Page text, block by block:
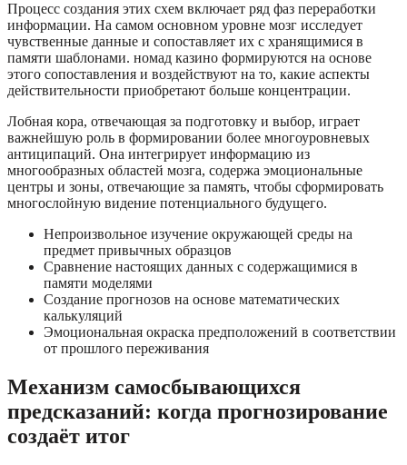
Процесс создания этих схем включает ряд фаз переработки
информации. На самом основном уровне мозг исследует
чувственные данные и сопоставляет их с хранящимися в
памяти шаблонами. номад казино формируются на основе
этого сопоставления и воздействуют на то, какие аспекты
действительности приобретают больше концентрации.
Лобная кора, отвечающая за подготовку и выбор, играет
важнейшую роль в формировании более многоуровневых
антиципаций. Она интегрирует информацию из
многообразных областей мозга, содержа эмоциональные
центры и зоны, отвечающие за память, чтобы сформировать
многослойную видение потенциального будущего.
Непроизвольное изучение окружающей среды на
предмет привычных образцов
Сравнение настоящих данных с содержащимися в
памяти моделями
Создание прогнозов на основе математических
калькуляций
Эмоциональная окраска предположений в соответствии
от прошлого переживания
Механизм самосбывающихся
предсказаний: когда прогнозирование
создаёт итог